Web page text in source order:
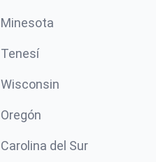
Minesota
Tenesí
Wisconsin
Oregón
Carolina del Sur